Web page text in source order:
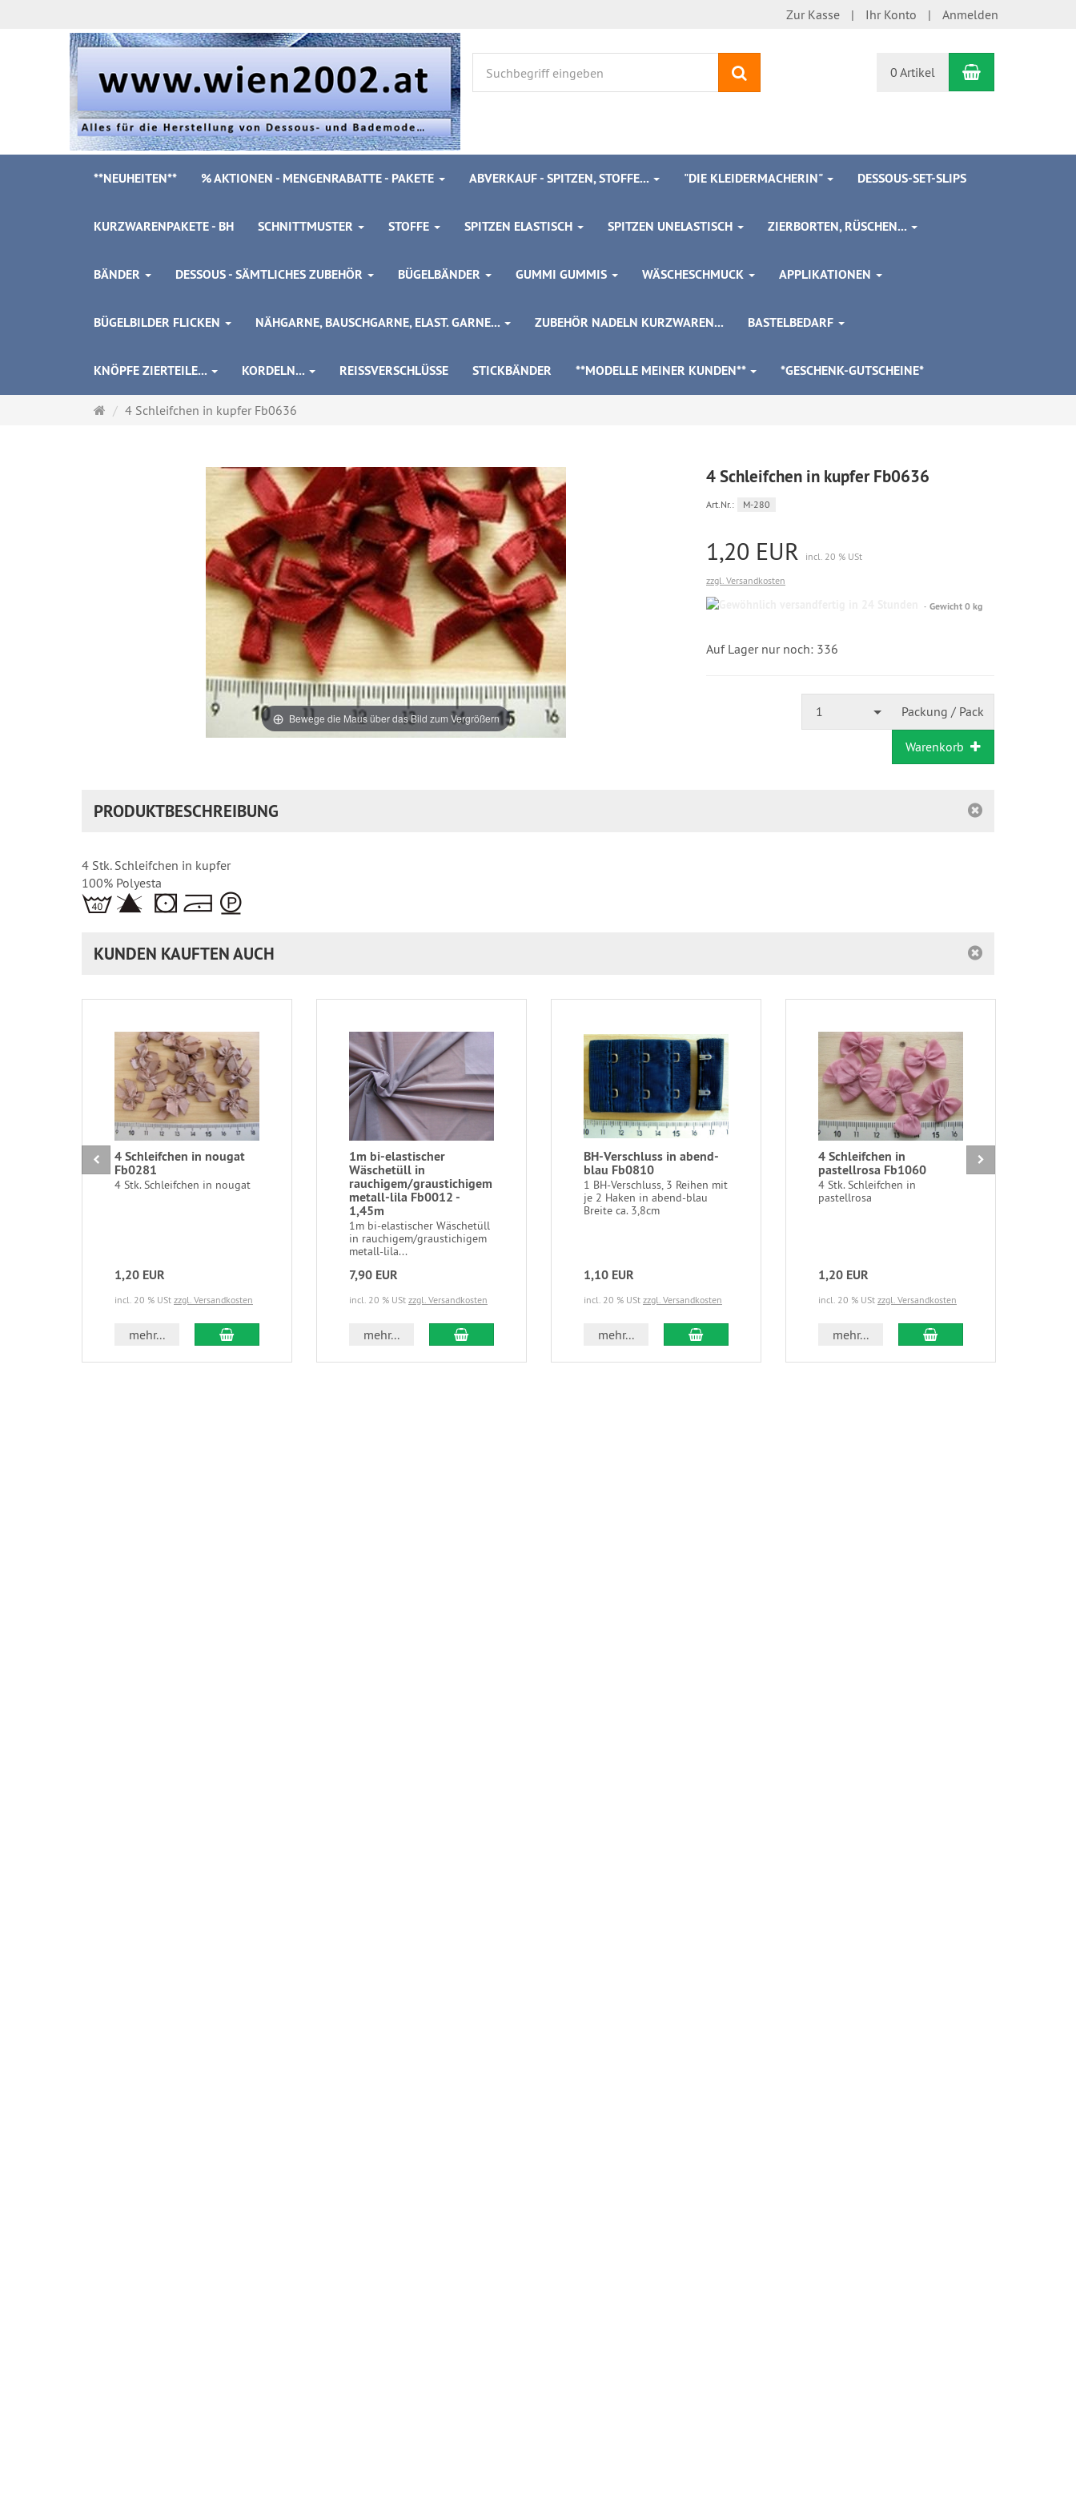
Zur Kasse Ihr Konto Anmelden
0 Artikel Warenkorb
**NEUHEITEN** % AKTIONEN - MENGENRABATTE - PAKETE ABVERKAUF - SPITZEN, STOFFE... "DIE KLEIDERMACHERIN" DESSOUS-SET-SLIPS
KURZWARENPAKETE - BH SCHNITTMUSTER STOFFE SPITZEN ELASTISCH SPITZEN UNELASTISCH ZIERBORTEN, RÜSCHEN...
BÄNDER DESSOUS - SÄMTLICHES ZUBEHÖR BÜGELBÄNDER GUMMI GUMMIS WÄSCHESCHMUCK APPLIKATIONEN
BÜGELBILDER FLICKEN NÄHGARNE, BAUSCHGARNE, ELAST. GARNE... ZUBEHÖR NADELN KURZWAREN... BASTELBEDARF
KNÖPFE ZIERTEILE... KORDELN... REISSVERSCHLÜSSE STICKBÄNDER **MODELLE MEINER KUNDEN** *GESCHENK-GUTSCHEINE*
Startseite
4 Schleifchen in kupfer Fb0636
Bewege die Maus über das Bild zum Vergrößern
4 Schleifchen in kupfer Fb0636
Art.Nr.: M-280
1,20 EUR
incl. 20 % USt
zzgl. Versandkosten
Gewöhnlich
Gewicht 0 kg
Auf Lager nur noch: 336
1 Packung / Pack
Warenkorb
PRODUKTBESCHREIBUNG
4 Stk. Schleifchen in kupfer
100% Polyesta
KUNDEN KAUFTEN AUCH
4 Schleifchen in nougat
Fb0281
4 Stk. Schleifchen in nougat
1,20 EUR
incl. 20 % USt zzgl. Versandkosten
mehr... In den Warenkorb
1m bi-elastischer
Wäschetüll in
rauchigem/graustichigem
metall-lila Fb0012 -
1,45m
1m bi-elastischer Wäschetüll
in rauchigem/graustichigem
metall-lila...
7,90 EUR
incl. 20 % USt zzgl. Versandkosten
mehr... In den Warenkorb
BH-Verschluss in abend-
blau Fb0810
1 BH-Verschluss, 3 Reihen mit
je 2 Haken in abend-blau
Breite ca. 3,8cm
1,10 EUR
incl. 20 % USt zzgl. Versandkosten
mehr... In den Warenkorb
4 Schleifchen in
pastellrosa Fb1060
4 Stk. Schleifchen in
pastellrosa
1,20 EUR
incl. 20 % USt zzgl. Versandkosten
mehr... In den Warenkorb